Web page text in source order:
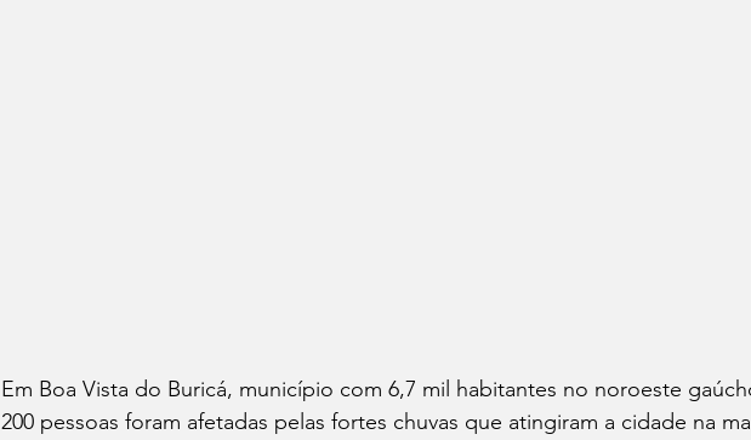
Em Boa Vista do Buricá, município com 6,7 mil habitantes no noroeste
200 pessoas foram afetadas pelas fortes chuvas que atingiram a cidade na